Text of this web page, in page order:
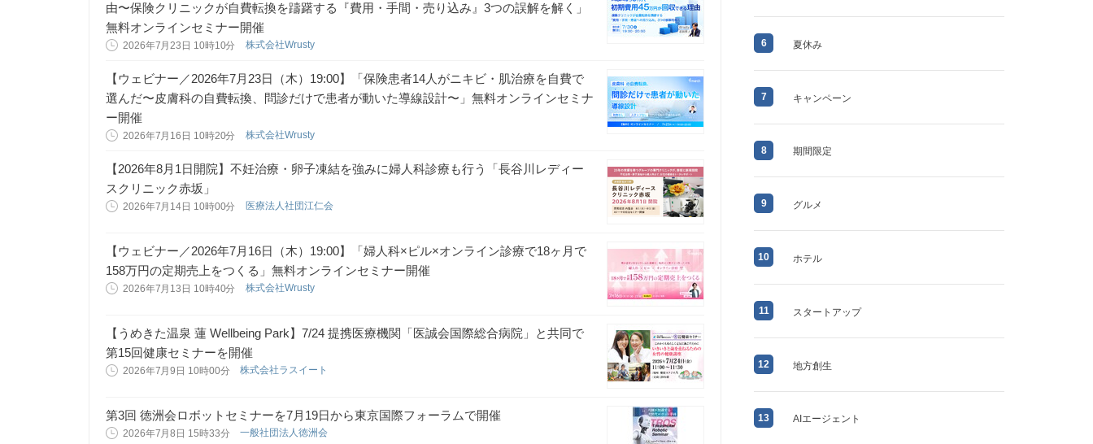
由〜保険クリニックが自費転換を躊躇する『費用・手間・売り込み』3つの誤解を解く」
無料オンラインセミナー開催
2026年7月23日 10時10分 株式会社Wrusty
【ウェビナー／2026年7月23日（木）19:00】「保険患者14人がニキビ・肌治療を自費で
選んだ〜皮膚科の自費転換、問診だけで患者が動いた導線設計〜」無料オンラインセミナ
ー開催
2026年7月16日 10時20分 株式会社Wrusty
【2026年8月1日開院】不妊治療・卵子凍結を強みに婦人科診療も行う「長谷川レディー
スクリニック赤坂」
2026年7月14日 10時00分 医療法人社団江仁会
【ウェビナー／2026年7月16日（木）19:00】「婦人科×ピル×オンライン診療で18ヶ月で
158万円の定期売上をつくる」無料オンラインセミナー開催
2026年7月13日 10時40分 株式会社Wrusty
【うめきた温泉 蓮 Wellbeing Park】7/24 提携医療機関「医誠会国際総合病院」と共同で
第15回健康セミナーを開催
2026年7月9日 10時00分 株式会社ラスイート
第3回 徳洲会ロボットセミナーを7月19日から東京国際フォーラムで開催
2026年7月8日 15時33分 一般社団法人徳洲会
6 夏休み
7 キャンペーン
8 期間限定
9 グルメ
10 ホテル
11 スタートアップ
12 地方創生
13 AIエージェント